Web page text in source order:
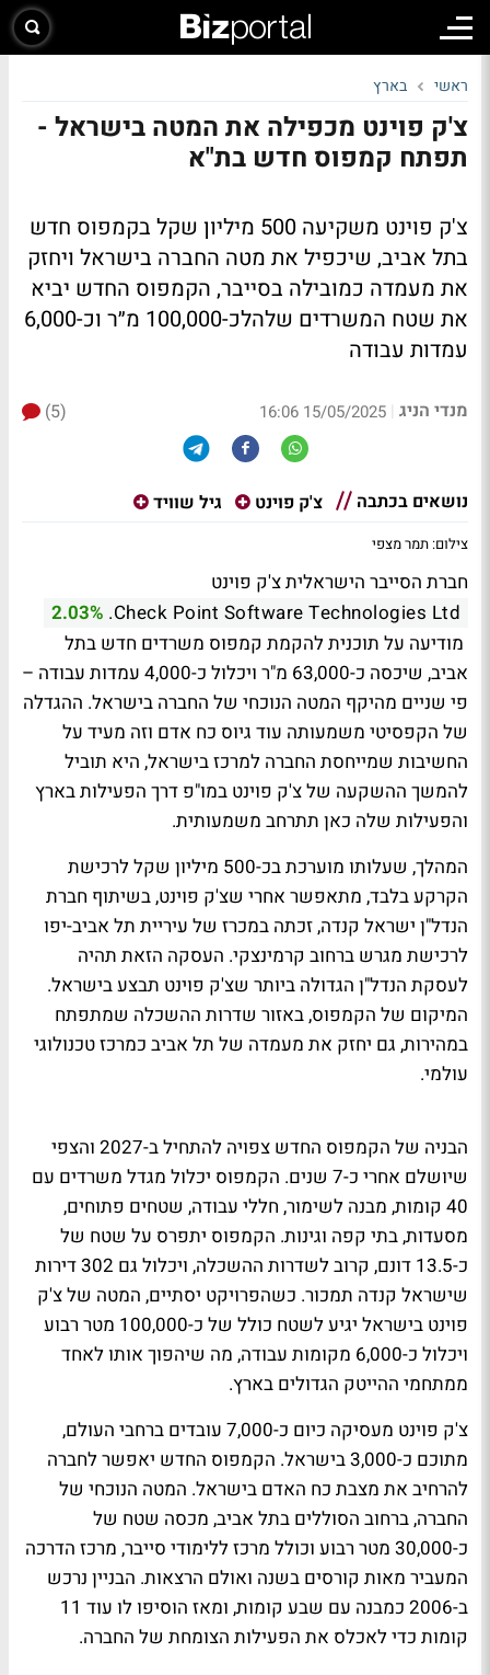
ראשי בארץ
צ'ק פוינט מכפילה את המטה בישראל -
תפתח קמפוס חדש בת"א
צ'ק פוינט משקיעה 500 מיליון שקל בקמפוס חדש
בתל אביב, שיכפיל את מטה החברה בישראל ויחזק
את מעמדה כמובילה בסייבר, הקמפוס החדש יביא
את שטח המשרדים שלהלכ-100,000 מ״ר וכ-6,000
עמדות עבודה
מנדי הניג |
15/05/2025 16:06
(5)
נושאים בכתבה צ'ק פוינט גיל שוויד
צילום: תמר מצפי
חברת הסייבר הישראלית צ'ק פוינט
Check Point Software Technologies Ltd.
2.03%
מודיעה על תוכנית להקמת קמפוס משרדים חדש בתל
אביב, שיכסה כ-63,000 מ"ר ויכלול כ-4,000 עמדות עבודה –
פי שניים מהיקף המטה הנוכחי של החברה בישראל. ההגדלה
של הקפסיטי משמעותה עוד גיוס כח אדם וזה מעיד על
החשיבות שמייחסת החברה למרכז בישראל, היא תוביל
להמשך ההשקעה של צ'ק פוינט במו"פ דרך הפעילות בארץ
והפעילות שלה כאן תתרחב משמעותית.
המהלך, שעלותו מוערכת בכ-500 מיליון שקל לרכישת
הקרקע בלבד, מתאפשר אחרי שצ'ק פוינט, בשיתוף חברת
הנדל"ן ישראל קנדה, זכתה במכרז של עיריית תל אביב-יפו
לרכישת מגרש ברחוב קרמינצקי. העסקה הזאת תהיה
לעסקת הנדל"ן הגדולה ביותר שצ'ק פוינט תבצע בישראל.
המיקום של הקמפוס, באזור שדרות ההשכלה שמתפתח
במהירות, גם יחזק את מעמדה של תל אביב כמרכז טכנולוגי
עולמי.
הבניה של הקמפוס החדש צפויה להתחיל ב-2027 והצפי
שיושלם אחרי כ-7 שנים. הקמפוס יכלול מגדל משרדים עם
40 קומות, מבנה לשימור, חללי עבודה, שטחים פתוחים,
מסעדות, בתי קפה וגינות. הקמפוס יתפרס על שטח של
כ-13.5 דונם, קרוב לשדרות ההשכלה, ויכלול גם 302 דירות
שישראל קנדה תמכור. כשהפרויקט יסתיים, המטה של צ'ק
פוינט בישראל יגיע לשטח כולל של כ-100,000 מטר רבוע
ויכלול כ-6,000 מקומות עבודה, מה שיהפוך אותו לאחד
ממתחמי ההייטק הגדולים בארץ.
צ'ק פוינט מעסיקה כיום כ-7,000 עובדים ברחבי העולם,
מתוכם כ-3,000 בישראל. הקמפוס החדש יאפשר לחברה
להרחיב את מצבת כח האדם בישראל. המטה הנוכחי של
החברה, ברחוב הסוללים בתל אביב, מכסה שטח של
כ-30,000 מטר רבוע וכולל מרכז ללימודי סייבר, מרכז הדרכה
המעביר מאות קורסים בשנה ואולם הרצאות. הבניין נרכש
ב-2006 כמבנה עם שבע קומות, ומאז הוסיפו לו עוד 11
קומות כדי לאכלס את הפעילות הצומחת של החברה.